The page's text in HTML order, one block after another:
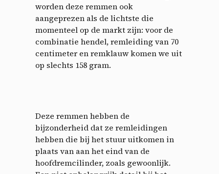
worden deze remmen ook
aangeprezen als de lichtste die
momenteel op de markt zijn: voor de
combinatie hendel, remleiding van 70
centimeter en remklauw komen we uit
op slechts 158 gram.
Deze remmen hebben de
bijzonderheid dat ze remleidingen
hebben die bij het stuur uitkomen in
plaats van aan het eind van de
hoofdremcilinder, zoals gewoonlijk.